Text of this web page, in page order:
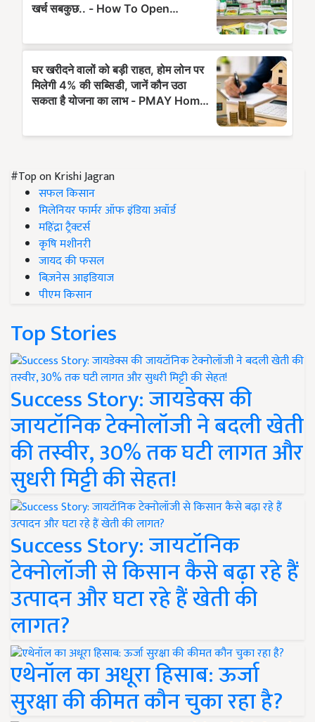
#Top on Krishi Jagran
सफल किसान
मिलेनियर फार्मर ऑफ इंडिया अवॉर्ड
महिंद्रा ट्रैक्टर्स
कृषि मशीनरी
जायद की फसल
बिज़नेस आइडियाज
पीएम किसान
Top Stories
Success Story: जायडेक्स की
जायटॉनिक टेक्नोलॉजी ने बदली खेती
की तस्वीर, 30% तक घटी लागत और
सुधरी मिट्टी की सेहत!
Success Story: जायटॉनिक
टेक्नोलॉजी से किसान कैसे बढ़ा रहे हैं
उत्पादन और घटा रहे हैं खेती की
लागत?
एथेनॉल का अधूरा हिसाब: ऊर्जा
सुरक्षा की कीमत कौन चुका रहा है?